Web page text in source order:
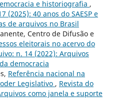
e historiografia ,
(2025): 40 anos do SAESP e
de arquivos no Brasil
Centro de Difusão e
eleitorais no acervo do
n. 14 (2022): Arquivos
democracia
Referência nacional na
Legislativo , Revista do
como janela e suporte